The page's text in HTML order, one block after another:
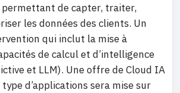
de capter, traiter,
les données des clients. Un
qui inclut la mise à
de calcul et d’intelligence
et LLM). Une offre de Cloud IA
type d’applications sera mise sur